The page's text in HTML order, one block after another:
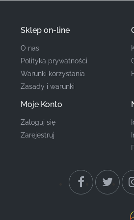
Numer części
(MPN)
Producent
Lokalizacja
montażu
Ta autentyczna grafika Honda
motocykl zachowa swoją
Sklep on-line
O nas
Polityka prywatności
Warunki korzystania
Zasady i warunki
Moje Konto
Zaloguj się
Zarejestruj